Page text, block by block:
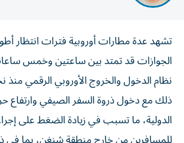
تشهد عدة مطارات أوروبية فترات انتظار
الجوازات قد تمتد بين ساعتين وخمس
نظام الدخول والخروج الأوروبي الرقمي
ذلك مع دخول ذروة السفر الصيفي وارتفاع
الدولية، ما تسبب في زيادة الضغط على